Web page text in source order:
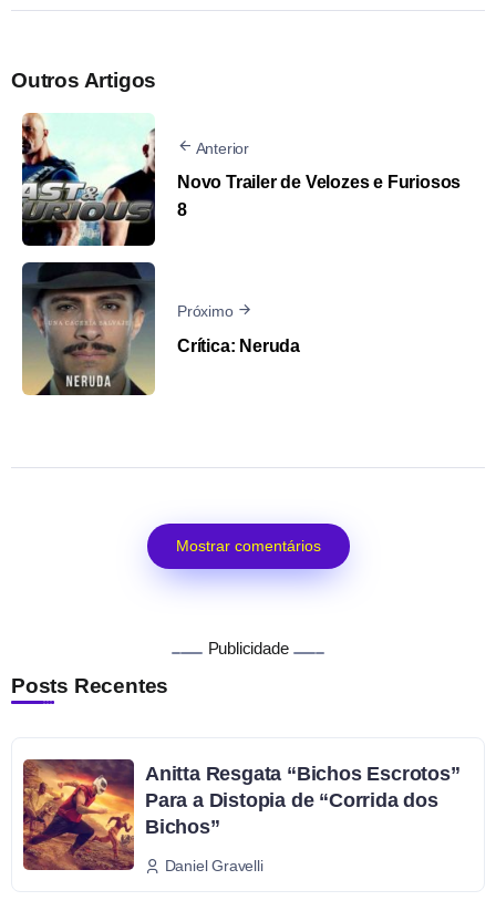
Outros Artigos
Anterior
Novo Trailer de Velozes e Furiosos
8
Próximo
Crítica: Neruda
Mostrar comentários
Publicidade
Posts Recentes
Anitta Resgata “Bichos Escrotos”
Para a Distopia de “Corrida dos
Bichos”
Daniel Gravelli